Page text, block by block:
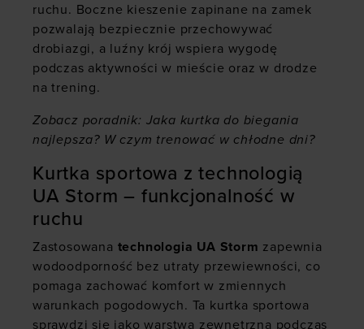
ruchu. Boczne kieszenie zapinane na zamek
pozwalają bezpiecznie przechowywać
drobiazgi, a luźny krój wspiera wygodę
podczas aktywności w mieście oraz w drodze
na trening.
Zobacz poradnik: Jaka kurtka do biegania
najlepsza? W czym trenować w chłodne dni?
Kurtka sportowa z technologią
UA Storm – funkcjonalność w
ruchu
Zastosowana technologia UA Storm zapewnia
wodoodporność bez utraty przewiewności, co
pomaga zachować komfort w zmiennych
warunkach pogodowych. Ta kurtka sportowa
sprawdzi się jako warstwa zewnętrzna podczas